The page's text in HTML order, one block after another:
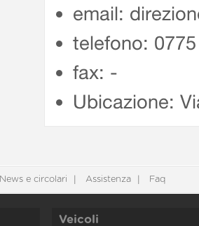
email:
telefono:
fax: -
Ubicazione:
News e circolari Assistenza Faq
Veicoli